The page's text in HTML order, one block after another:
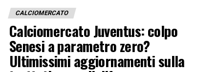
CALCIOMERCATO
Calciomercato Juventus: colpo
Senesi a parametro zero?
Ultimissimi aggiornamenti sulla